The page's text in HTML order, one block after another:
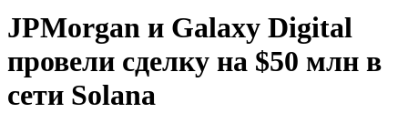
JPMorgan и Galaxy Digital
провели сделку на $50 млн в
сети Solana